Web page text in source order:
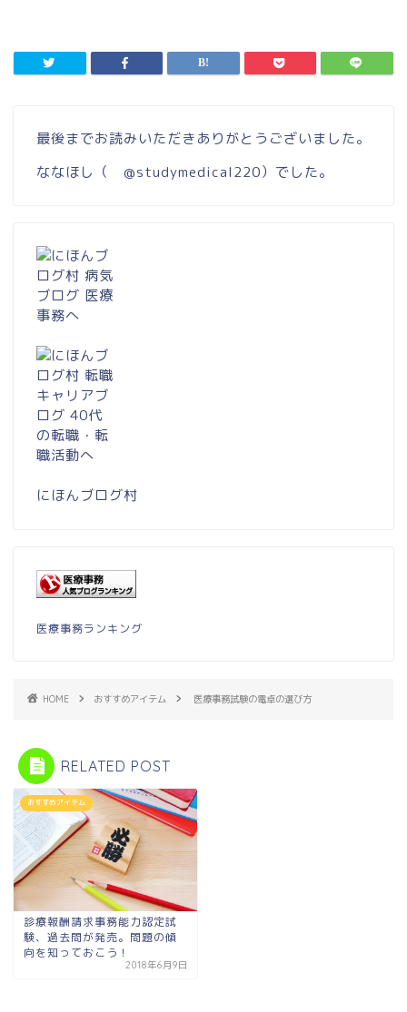
最後までお読みいただきありがとうございました。
ななほし（ @studymedical220）でした。
にほんブログ村
医療事務ランキング
HOME おすすめアイテム 医療事務試験の電卓の選び方
RELATED POST
おすすめアイテム
診療報酬請求事務能力認定試
験、過去問が発売。問題の傾
向を知っておこう！
2018年6月9日